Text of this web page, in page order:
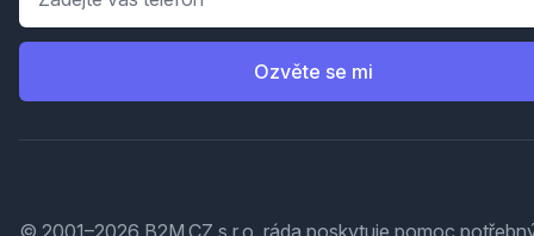
Ozvěte se mi
© 2001–2026 B2M.CZ s.r.o. ráda poskytuje pomoc